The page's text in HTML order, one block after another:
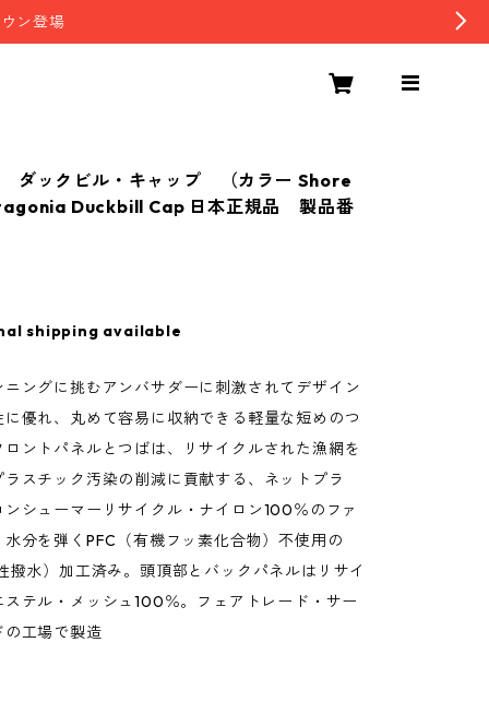
ン登場
ダックビル・キャップ （カラー Shore
Duckbill Cap 日本正規品 製品番
shipping available
ングに挑むアンバサダーに刺激されてデザイン
優れ、丸めて容易に収納できる軽量な短めのつ
ントパネルとつばは、リサイクルされた漁網を
スチック汚染の削減に貢献する、ネットプラ
シューマーリサイクル・ナイロン100％のファ
分を弾くPFC（有機フッ素化合物）不使用の
撥水）加工済み。頭頂部とバックパネルはリサイ
ステル・メッシュ100％。フェアトレード・サー
工場で製造